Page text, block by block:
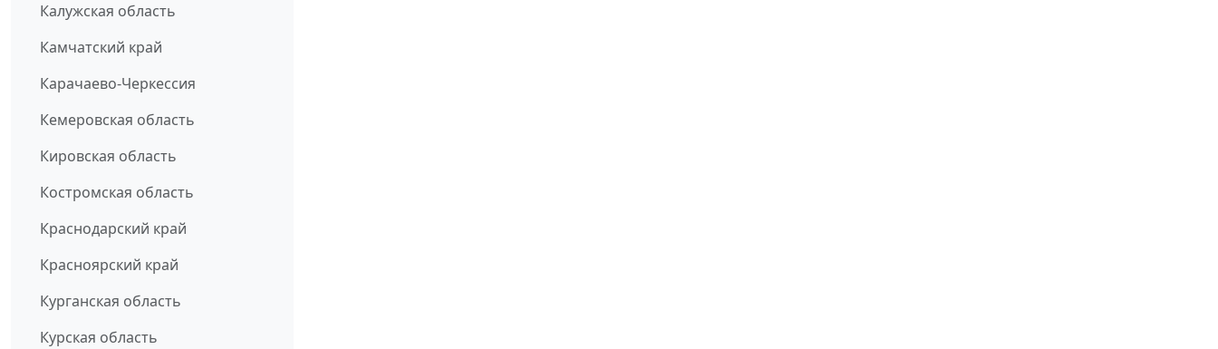
Калужская область
Камчатский край
Карачаево-Черкессия
Кемеровская область
Кировская область
Костромская область
Краснодарский край
Красноярский край
Курганская область
Курская область